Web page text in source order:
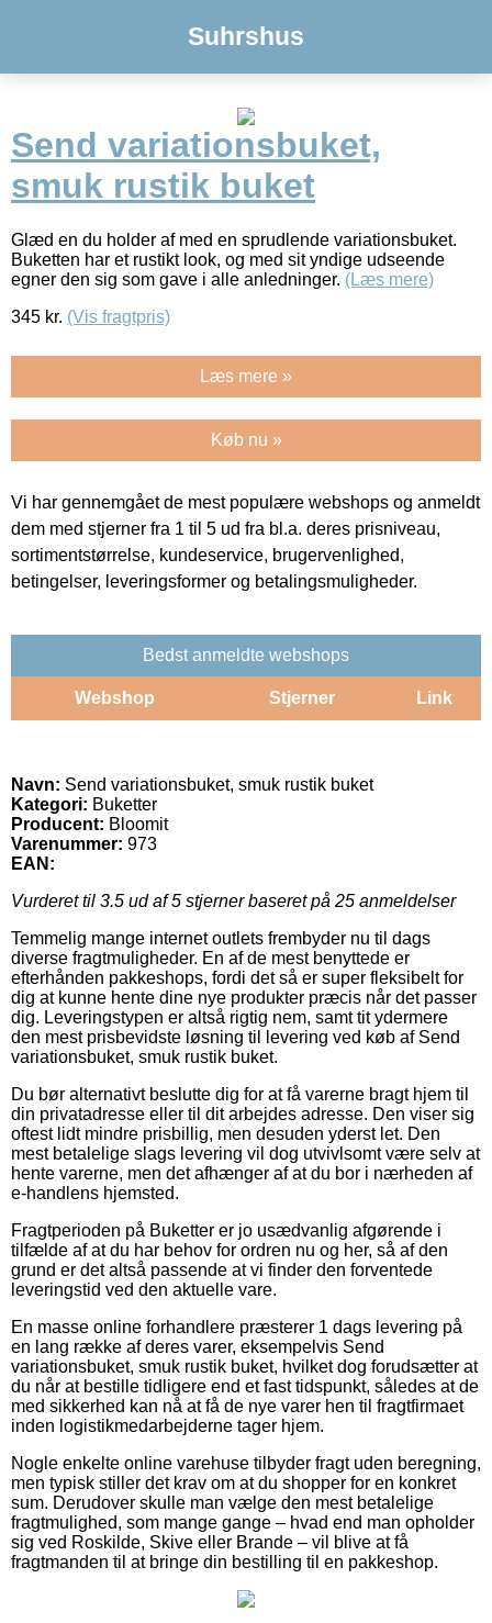
Suhrshus
Send variationsbuket,
smuk rustik buket
Glæd en du holder af med en sprudlende variationsbuket.
Buketten har et rustikt look, og med sit yndige udseende
egner den sig som gave i alle anledninger. (Læs mere)
345 kr. (Vis fragtpris)
Læs mere »
Køb nu »
Vi har gennemgået de mest populære webshops og anmeldt
dem med stjerner fra 1 til 5 ud fra bl.a. deres prisniveau,
sortimentstørrelse, kundeservice, brugervenlighed,
betingelser, leveringsformer og betalingsmuligheder.
Bedst anmeldte webshops
Webshop Stjerner Link
Navn: Send variationsbuket, smuk rustik buket
Kategori: Buketter
Producent: Bloomit
Varenummer: 973
EAN:
Vurderet til 3.5 ud af 5 stjerner baseret på 25 anmeldelser
Temmelig mange internet outlets frembyder nu til dags
diverse fragtmuligheder. En af de mest benyttede er
efterhånden pakkeshops, fordi det så er super fleksibelt for
dig at kunne hente dine nye produkter præcis når det passer
dig. Leveringstypen er altså rigtig nem, samt tit ydermere
den mest prisbevidste løsning til levering ved køb af Send
variationsbuket, smuk rustik buket.
Du bør alternativt beslutte dig for at få varerne bragt hjem til
din privatadresse eller til dit arbejdes adresse. Den viser sig
oftest lidt mindre prisbillig, men desuden yderst let. Den
mest betalelige slags levering vil dog utvivlsomt være selv at
hente varerne, men det afhænger af at du bor i nærheden af
e-handlens hjemsted.
Fragtperioden på Buketter er jo usædvanlig afgørende i
tilfælde af at du har behov for ordren nu og her, så af den
grund er det altså passende at vi finder den forventede
leveringstid ved den aktuelle vare.
En masse online forhandlere præsterer 1 dags levering på
en lang række af deres varer, eksempelvis Send
variationsbuket, smuk rustik buket, hvilket dog forudsætter at
du når at bestille tidligere end et fast tidspunkt, således at de
med sikkerhed kan nå at få de nye varer hen til fragtfirmaet
inden logistikmedarbejderne tager hjem.
Nogle enkelte online varehuse tilbyder fragt uden beregning,
men typisk stiller det krav om at du shopper for en konkret
sum. Derudover skulle man vælge den mest betalelige
fragtmulighed, som mange gange – hvad end man opholder
sig ved Roskilde, Skive eller Brande – vil blive at få
fragtmanden til at bringe din bestilling til en pakkeshop.